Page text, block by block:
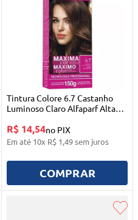
Tintura Colore 6.7 Castanho
Luminoso Claro Alfaparf Alta
R$ 14,54no PIX
Em até 10x R$ 1,49sem juros
COMPRAR